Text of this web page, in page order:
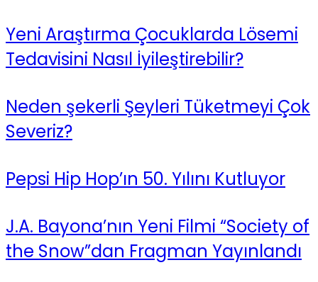
Yeni Araştırma Çocuklarda Lösemi
Tedavisini Nasıl İyileştirebilir?
Neden şekerli Şeyleri Tüketmeyi Çok
Severiz?
Pepsi Hip Hop’ın 50. Yılını Kutluyor
J.A. Bayona’nın Yeni Filmi “Society of
the Snow”dan Fragman Yayınlandı